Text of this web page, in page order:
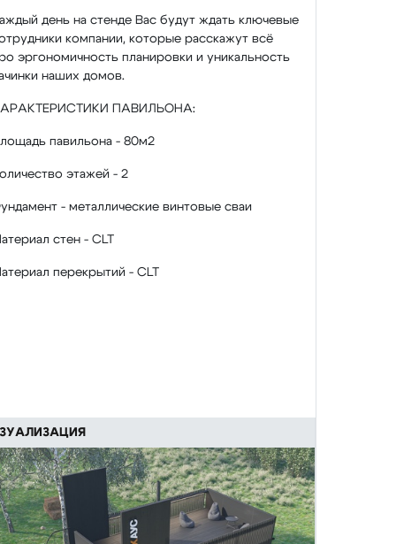
день на стенде Вас будут ждать ключевые
компании, которые расскажут всё
эргономичность планировки и уникальность
наших домов.
ПАВИЛЬОНА:
павильона - 80м2
этажей - 2
- металлические винтовые сваи
стен - CLT
перекрытий - CLT